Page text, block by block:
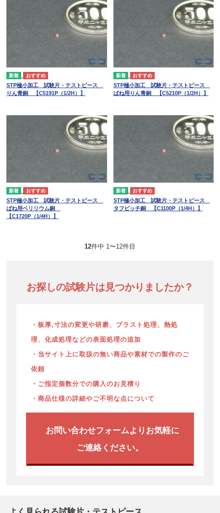
STP極小加工 試験片・テストピース
りん青銅 【C5191P（1/2H）】
STP極小加工 試験片・テストピース
ばね用りん青銅 【C5210P（1/2H）】
STP極小加工 試験片・テストピース
ばね用ベリリウム銅
【C1720P（1/4H）】
STP極小加工 試験片・テストピース
タフピッチ銅 【C1100P（1/4H）】
12件中 1〜12件目
お探しの試験片は見つかりましたか？
・板厚,寸法の変更や研磨、ブラスト処理、熱処
理、化成処理などの表面処理の追加
・当サイト上に取扱の無い商品や素材での製作のご
依頼
・ご指定個数分での購入のお見積り
・商品仕様の詳細やご不明な点について
お問い合わせフォームよりお気軽に
ご連絡ください。